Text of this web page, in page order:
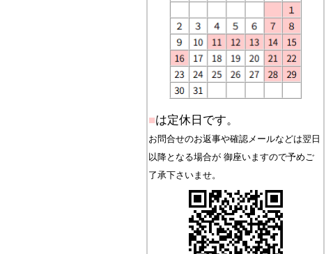
■は定休日です。
お問合せのお返事や確認メールなどは翌日
以降となる場合が 御座いますので予めご
了承下さいませ。